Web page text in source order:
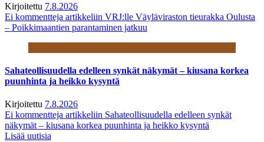
Kirjoitettu 7.8.2026
Ei kommentteja artikkeliin VRJ:lle Väyläviraston tieurakka Oulusta
– Poikkimaantien parantaminen jatkuu
Sahateollisuudella edelleen synkät näkymät – kiusana korkea
puunhinta ja heikko kysyntä
Kirjoitettu 7.8.2026
Ei kommentteja artikkeliin Sahateollisuudella edelleen synkät
näkymät – kiusana korkea puunhinta ja heikko kysyntä
Lisää uutisia